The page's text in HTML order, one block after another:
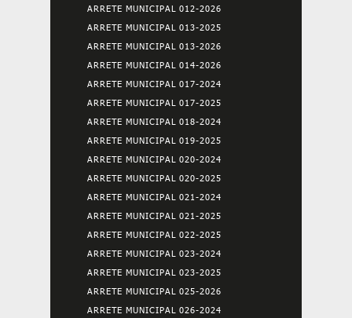
ARRETE MUNICIPAL 012-2026
ARRETE MUNICIPAL 013-2025
ARRETE MUNICIPAL 013-2026
ARRETE MUNICIPAL 014-2026
ARRETE MUNICIPAL 017-2024
ARRETE MUNICIPAL 017-2025
ARRETE MUNICIPAL 018-2024
ARRETE MUNICIPAL 019-2025
ARRETE MUNICIPAL 020-2024
ARRETE MUNICIPAL 020-2025
ARRETE MUNICIPAL 021-2024
ARRETE MUNICIPAL 021-2025
ARRETE MUNICIPAL 022-2025
ARRETE MUNICIPAL 023-2024
ARRETE MUNICIPAL 023-2025
ARRETE MUNICIPAL 025-2026
ARRETE MUNICIPAL 026-2024